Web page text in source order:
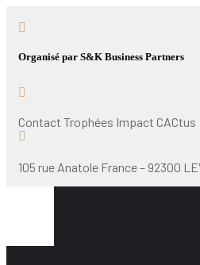
Organisé par S&K Business Partners
Contact Trophées Impact CACtus
105 rue Anatole France – 92300